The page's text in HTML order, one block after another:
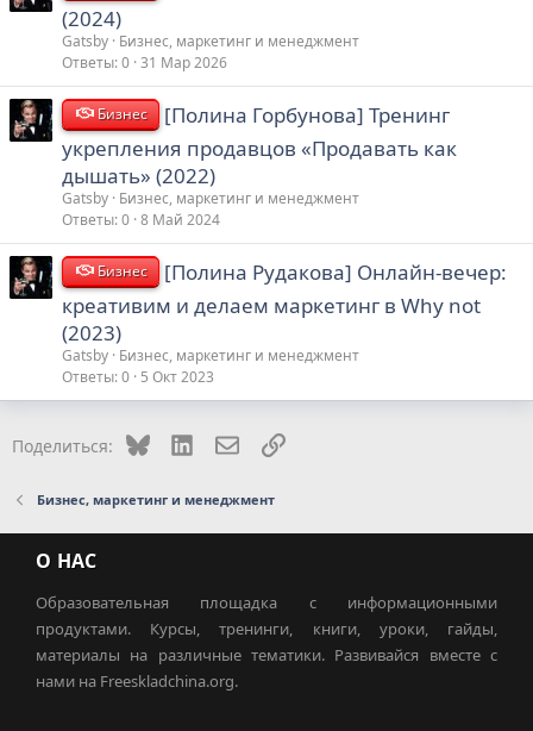
(2024)
Gatsby Бизнес, маркетинг и менеджмент
Ответы 0 31 Мар 2026
Бизнес
[Полина Горбунова] Тренинг
укрепления продавцов «Продавать как
дышать» (2022)
Gatsby Бизнес, маркетинг и менеджмент
Ответы 0 8 Май 2024
Бизнес
[Полина Рудакова] Онлайн-вечер:
креативим и делаем маркетинг в Why not
(2023)
Gatsby Бизнес, маркетинг и менеджмент
Ответы 0 5 Окт 2023
Поделиться: Bluesky LinkedInЭлектронная почта
Ссылка
Бизнес, маркетинг и менеджмент
О НАС
Образовательная площадка с информационными
продуктами. Курсы, тренинги, книги, уроки, гайды,
материалы на различные тематики. Развивайся вместе с
нами на Freeskladchina.org.